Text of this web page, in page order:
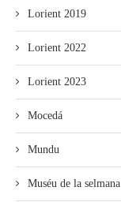
Lorient 2019
Lorient 2022
Lorient 2023
Mocedá
Mundu
Muséu de la selmana